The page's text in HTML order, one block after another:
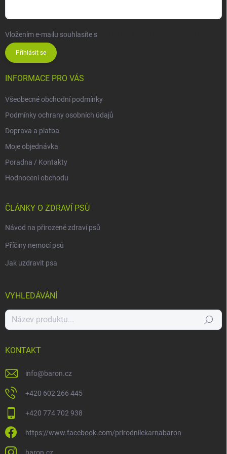
Vložením e-mailu souhlasíte s
Přihlásit se
INFORMACE PRO VÁS
Všeobecné obchodní podmínky
Podmínky ochrany osobních údajů
Doprava a platba
Moje objednávka
Poradna / Kontakty
Hodnocení obchodu
ČLÁNKY O ZDRAVÍ PSŮ
Návod na přirozené zdraví psů
Příčiny nemocí psů
Jak uzdravit psa
VYHLEDÁVÁNÍ
Hledat
KONTAKT
info@baron.cz
+420 602 266 445
+420 774 702 938
https://www.facebook.com/prirodnilekarnabaron